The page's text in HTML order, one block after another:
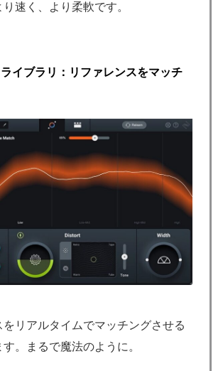
速く、より柔軟です。
イブラリ：リファレンスをマッチ
をリアルタイムでマッチングさせる
。まるで魔法のように。